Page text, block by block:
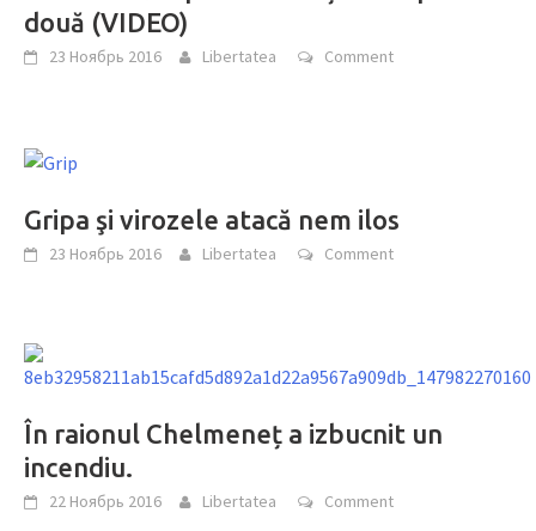
două (VIDEO)
23 Ноябрь 2016 Libertatea Comment
Gripa şi virozele atacă nem ilos
23 Ноябрь 2016 Libertatea Comment
În raionul Chelmeneț a izbucnit un
incendiu.
22 Ноябрь 2016 Libertatea Comment